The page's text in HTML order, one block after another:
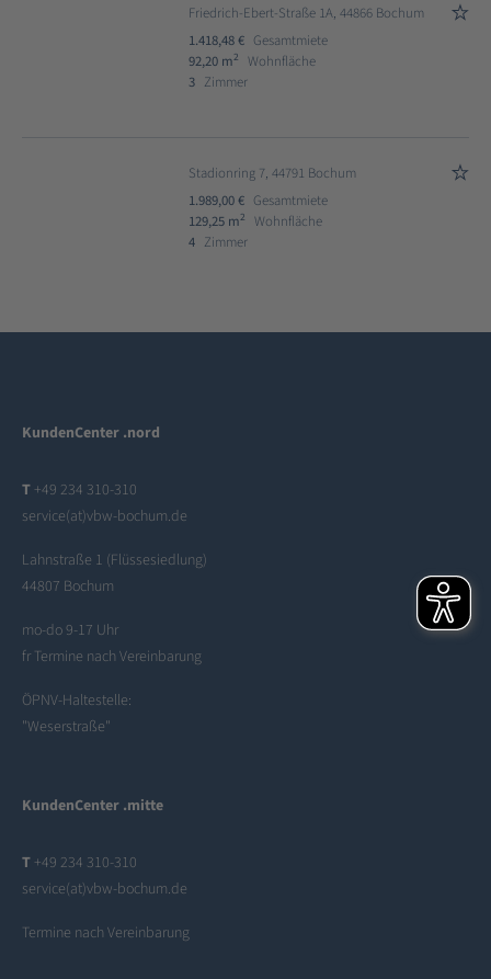
Friedrich-Ebert-Straße 1A, 44866 Bochum
1.418,48 € Gesamtmiete
92,20 m2
Wohnfläche
3 Zimmer
Stadionring 7, 44791 Bochum
1.989,00 € Gesamtmiete
129,25 m2
Wohnfläche
4 Zimmer
KundenCenter .nord
T +49 234 310-310
service(at)vbw-bochum.de
Lahnstraße 1 (Flüssesiedlung)
44807 Bochum
mo-do 9-17 Uhr
fr Termine nach Vereinbarung
ÖPNV-Haltestelle:
"Weserstraße"
KundenCenter .mitte
T +49 234 310-310
service(at)vbw-bochum.de
Termine nach Vereinbarung